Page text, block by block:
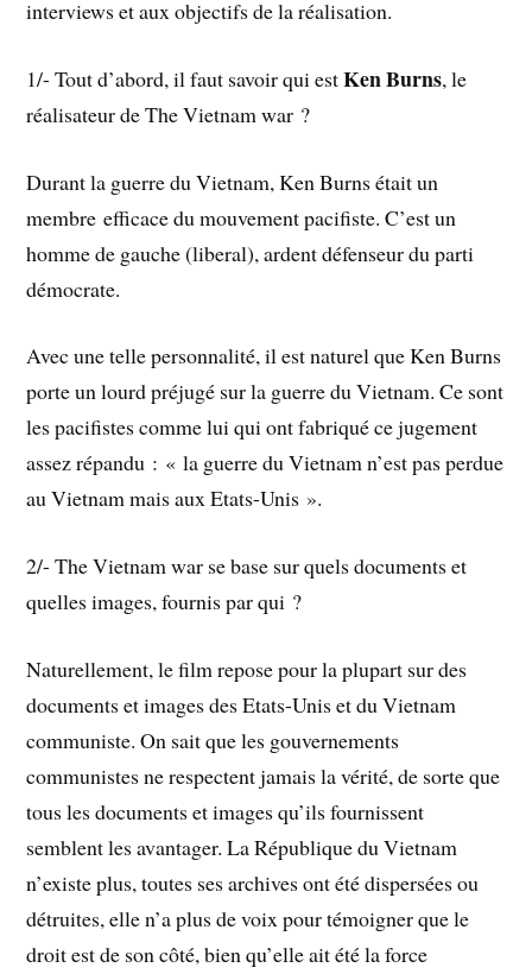
interviews et aux objectifs de la réalisation.
1/- Tout d’abord, il faut savoir qui estKen Burns, le
réalisateur de The Vietnam war ?
Durant la guerre du Vietnam, Ken Burns était un
membre efficace du mouvement pacifiste. C’est un
homme de gauche (liberal), ardent défenseur du parti
démocrate.
Avec une telle personnalité, il est naturel que Ken Burns
porte un lourd préjugé sur la guerre du Vietnam. Ce sont
les pacifistes comme lui qui ont fabriqué ce jugement
assez répandu : « la guerre du Vietnam n’est pas perdue
au Vietnam mais aux Etats-Unis ».
2/- The Vietnam war se base sur quels documents et
quelles images, fournis par qui ?
Naturellement, le film repose pour la plupart sur des
documents et images des Etats-Unis et du Vietnam
communiste. On sait que les gouvernements
communistes ne respectent jamais la vérité, de sorte que
tous les documents et images qu’ils fournissent
semblent les avantager. La République du Vietnam
n’existe plus, toutes ses archives ont été dispersées ou
détruites, elle n’a plus de voix pour témoigner que le
droit est de son côté, bien qu’elle ait été la force